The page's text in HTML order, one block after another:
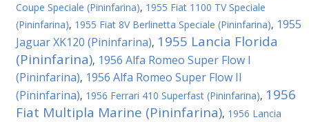
Coupe Speciale (Pininfarina), 1955 Fiat 1100 TV Speciale
(Pininfarina), 1955 Fiat 8V Berlinetta Speciale (Pininfarina), 1955
Jaguar XK120 (Pininfarina), 1955 Lancia Florida
(Pininfarina), 1956 Alfa Romeo Super Flow I
(Pininfarina), 1956 Alfa Romeo Super Flow II
(Pininfarina), 1956 Ferrari 410 Superfast (Pininfarina), 1956
Fiat Multipla Marine (Pininfarina), 1956 Lancia